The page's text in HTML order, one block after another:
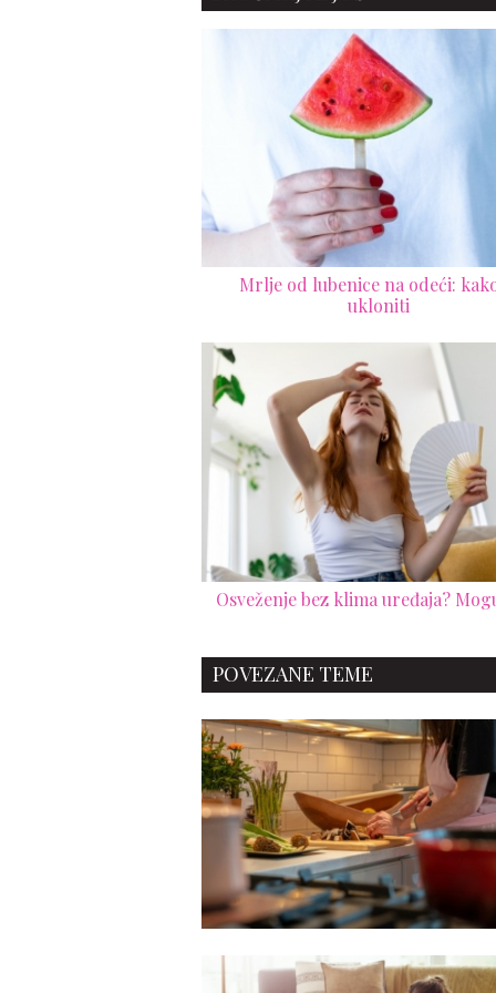
Mrlje od lubenice na odeći:
ukloniti
Osveženje bez klima uređaja?
POVEZANE TEME